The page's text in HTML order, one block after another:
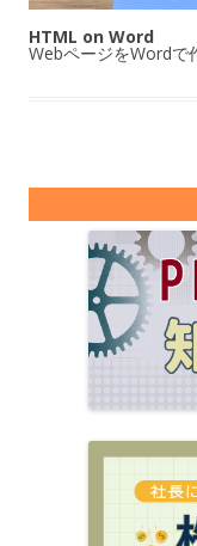
HTML on Word
WebページをWordで